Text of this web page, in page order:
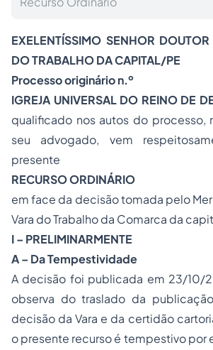
EXELENTÍSSIMO SENHOR
DO TRABALHO DA CAPITAL/PE
Processo originário n.º
IGREJA UNIVERSAL DO REINO DE
qualificado nos autos do processo,
seu advogado, vem
presente
RECURSO ORDINÁRIO
em face da decisão tomada pelo
Vara do Trabalho da Comarca da
I – PRELIMINARMENTE
A – Da Tempestividade
A decisão foi publicada em 23/10/
observa do traslado da
decisão da Vara e da certidão
o presente recurso é tempestivo por